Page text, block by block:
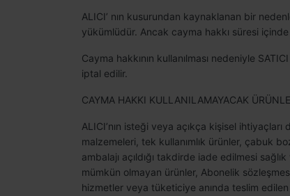
ALICI’ nın kusurundan kaynaklanan bir
yükümlüdür. Ancak cayma hakkı süresi
Cayma hakkının kullanılması nedeniyle
iptal edilir.
CAYMA HAKKI KULLANILAMAYACAK
ALICI’nın isteği veya açıkça kişisel
malzemeleri, tek kullanımlık ürünler, çabuk
ambalajı açıldığı takdirde iade edilmesi
mümkün olmayan ürünler, Abonelik
hizmetler veya tüketiciye anında teslim